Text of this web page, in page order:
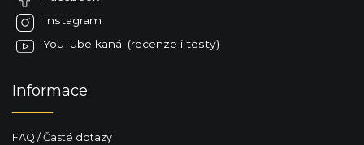
Instagram
YouTube kanál (recenze i testy)
Informace
FAQ / Časté dotazy